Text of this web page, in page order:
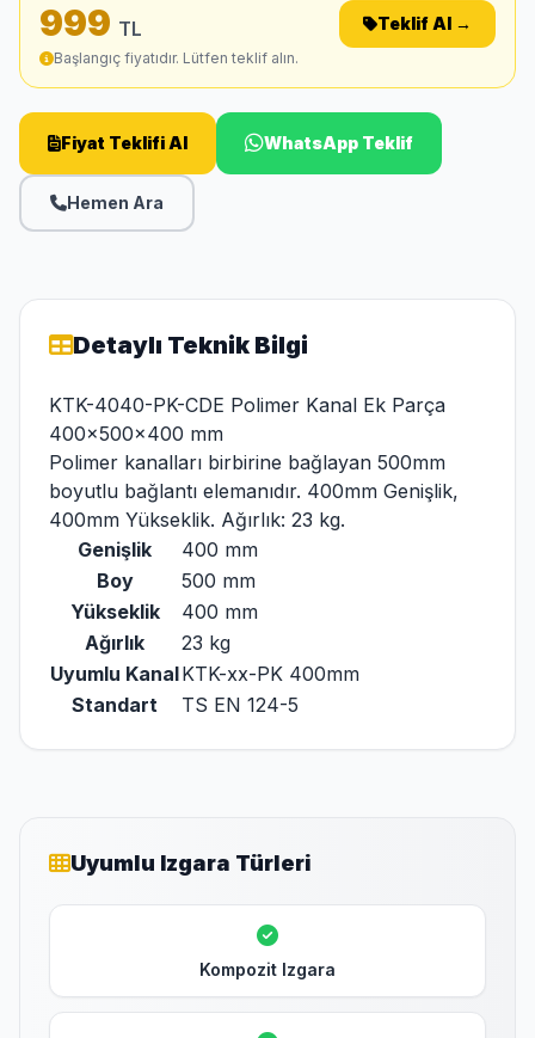
999 TL
Başlangıç fiyatıdır. Lütfen teklif alın.
Teklif Al →
Fiyat Teklifi Al WhatsApp Teklif
Hemen Ara
Detaylı Teknik Bilgi
KTK-4040-PK-CDE Polimer Kanal Ek Parça
400x500x400 mm
Polimer kanalları birbirine bağlayan 500mm
boyutlu bağlantı elemanıdır. 400mm Genişlik,
400mm Yükseklik. Ağırlık: 23 kg.
Genişlik
400 mm
Boy
500 mm
Yükseklik
400 mm
Ağırlık
23 kg
Uyumlu KanalKTK-xx-PK 400mm
Standart
TS EN 124-5
Uyumlu Izgara Türleri
Kompozit Izgara